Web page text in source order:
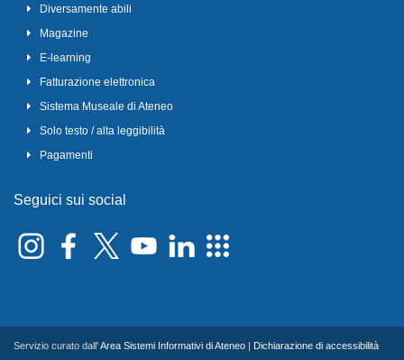
Diversamente abili
Magazine
E-learning
Fatturazione elettronica
Sistema Museale di Ateneo
Solo testo / alta leggibilità
Pagamenti
Seguici sui social
Servizio curato dall'Area Sistemi Informativi di Ateneo Dichiarazione di accessibilità